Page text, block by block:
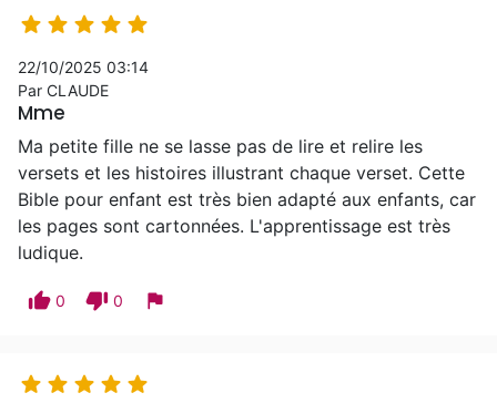
    
22/10/2025 03:14
Par CLAUDE
Mme
Ma petite fille ne se lasse pas de lire et relire les
versets et les histoires illustrant chaque verset. Cette
Bible pour enfant est très bien adapté aux enfants, car
les pages sont cartonnées. L'apprentissage est très
ludique.
thumb_up 0 thumb_down 0 flag
    